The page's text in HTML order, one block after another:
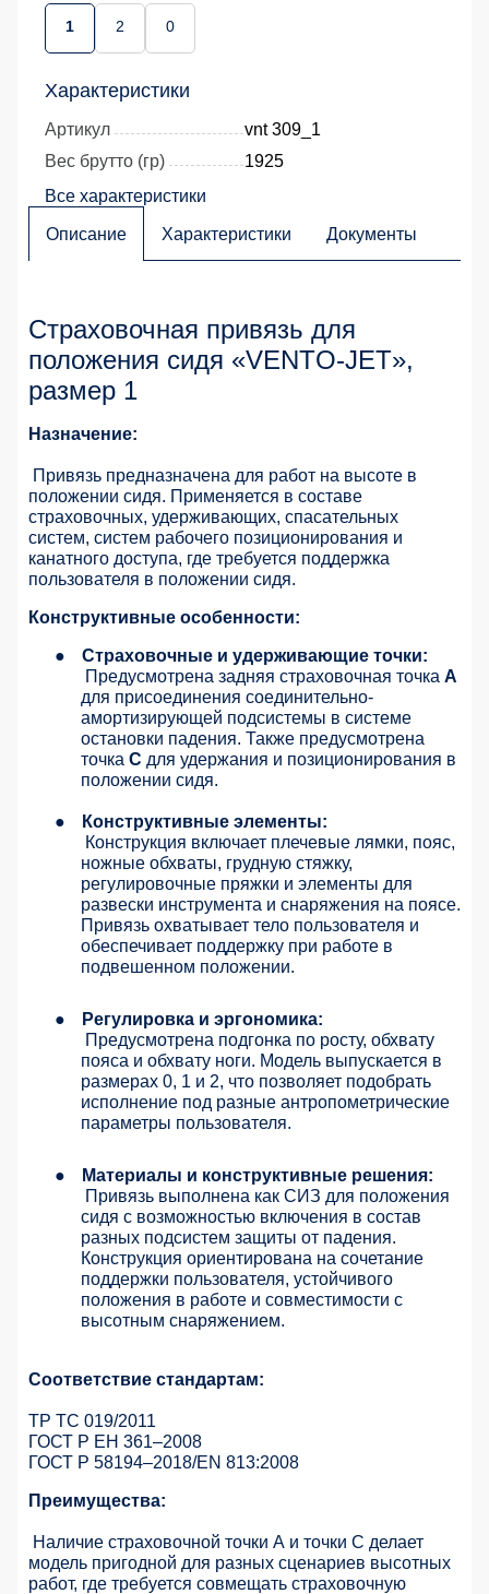
1 2 0
Характеристики
Артикул
vnt 309_1
Вес брутто (гр)
1925
Все характеристики
Описание Характеристики Документы
Страховочная привязь для
положения сидя «VENTO-JET»,
размер 1
Назначение:
Привязь предназначена для работ на высоте в
положении сидя. Применяется в составе
страховочных, удерживающих, спасательных
систем, систем рабочего позиционирования и
канатного доступа, где требуется поддержка
пользователя в положении сидя.
Конструктивные особенности:
●
Страховочные и удерживающие точки:
Предусмотрена задняя страховочная точка А
для присоединения соединительно-
амортизирующей подсистемы в системе
остановки падения. Также предусмотрена
точка С для удержания и позиционирования в
положении сидя.
●
Конструктивные элементы:
Конструкция включает плечевые лямки, пояс,
ножные обхваты, грудную стяжку,
регулировочные пряжки и элементы для
развески инструмента и снаряжения на поясе.
Привязь охватывает тело пользователя и
обеспечивает поддержку при работе в
подвешенном положении.
●
Регулировка и эргономика:
Предусмотрена подгонка по росту, обхвату
пояса и обхвату ноги. Модель выпускается в
размерах 0, 1 и 2, что позволяет подобрать
исполнение под разные антропометрические
параметры пользователя.
●
Материалы и конструктивные решения:
Привязь выполнена как СИЗ для положения
сидя с возможностью включения в состав
разных подсистем защиты от падения.
Конструкция ориентирована на сочетание
поддержки пользователя, устойчивого
положения в работе и совместимости с
высотным снаряжением.
Соответствие стандартам:
ТР ТС 019/2011
ГОСТ Р ЕН 361–2008
ГОСТ Р 58194–2018/EN 813:2008
Преимущества:
Наличие страховочной точки А и точки С делает
модель пригодной для разных сценариев высотных
работ, где требуется совмещать страховочную